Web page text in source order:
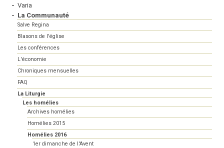
Varia
La Communauté
Salve Regina
Blasons de l'église
Les conférences
L'économie
Chroniques mensuelles
FAQ
La Liturgie
Les homélies
Archives homélies
Homélies 2015
Homélies 2016
1er dimanche de l'Avent